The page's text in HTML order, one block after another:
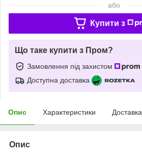
або
Купити з
Що таке купити з Пром?
Замовлення під захистом
Доступна доставка
Опис Характеристики Доставка
Опис